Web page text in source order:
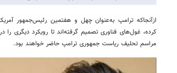
ازآنجاکه ترامپ به‌عنوان چهل و هفتمین رئیس‌جمهور
کرده، غول‌های فناوری تصمیم گرفته‌اند تا رویکرد دیگری
مراسم تحلیف ریاست جمهوری ترامپ حاضر خواهند بود.